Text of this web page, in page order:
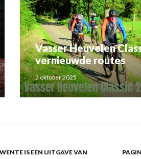
Vasser Heuvelen
vernieuwde routes
2 oktober 2025
IS EEN UITGAVE VAN